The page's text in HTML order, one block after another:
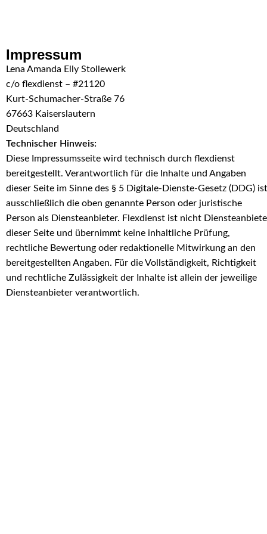
Impressum
Lena Amanda Elly Stollewerk
c/o flexdienst – #21120
Kurt-Schumacher-Straße 76
67663 Kaiserslautern
Deutschland
Technischer Hinweis:
Diese Impressumsseite wird technisch durch flexdienst
bereitgestellt. Verantwortlich für die Inhalte und Angaben
dieser Seite im Sinne des § 5 Digitale-Dienste-Gesetz (DDG) ist
ausschließlich die oben genannte Person oder juristische
Person als Diensteanbieter. Flexdienst ist nicht
dieser Seite und übernimmt keine inhaltliche Prüfung,
rechtliche Bewertung oder redaktionelle Mitwirkung an den
bereitgestellten Angaben. Für die Vollständigkeit, Richtigkeit
und rechtliche Zulässigkeit der Inhalte ist allein der jeweilige
Diensteanbieter verantwortlich.